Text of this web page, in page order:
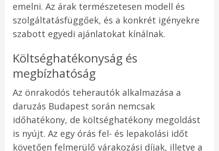
emelni. Az árak természetesen modell és
szolgáltatásfüggőek, és a konkrét igényekre
szabott egyedi ajánlatokat kínálnak.
Költséghatékonyság és
megbízhatóság
Az önrakodós teherautók alkalmazása a
daruzás Budapest során nemcsak
időhatékony, de költséghatékony megoldást
is nyújt. Az egy órás fel- és lepakolási időt
követően felmerülő várakozási díjak, illetve a